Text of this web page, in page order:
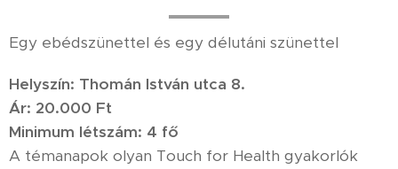
Egy ebédszünettel és egy délutáni szünettel
Helyszín: Thomán István utca 8.
Ár: 20.000 Ft
Minimum létszám: 4 fő
A témanapok olyan Touch for Health gyakorlók